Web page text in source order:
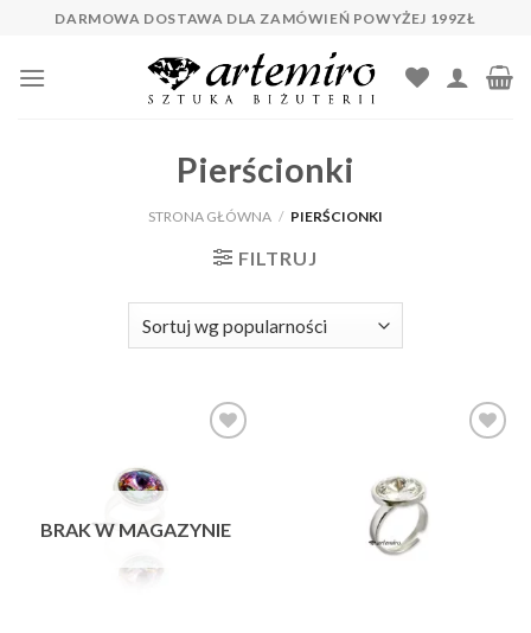
content
DARMOWA DOSTAWA DLA ZAMÓWIEŃ POWYŻEJ 199ZŁ
Pierścionki
STRONA GŁÓWNA / PIERŚCIONKI
FILTRUJ
BRAK W MAGAZYNIE